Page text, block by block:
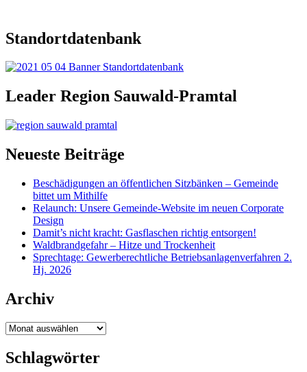
Standortdatenbank
Leader Region Sauwald-Pramtal
Neueste Beiträge
Beschädigungen an öffentlichen Sitzbänken – Gemeinde
bittet um Mithilfe
Relaunch: Unsere Gemeinde-Website im neuen Corporate
Design
Damit’s nicht kracht: Gasflaschen richtig entsorgen!
Waldbrandgefahr – Hitze und Trockenheit
Sprechtage: Gewerberechtliche Betriebsanlagenverfahren 2.
Hj. 2026
Archiv
Archiv
Schlagwörter